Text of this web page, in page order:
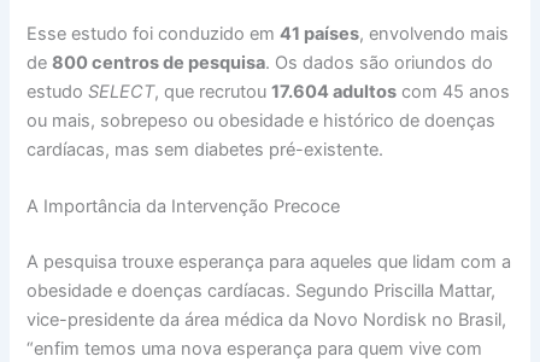
Esse estudo foi conduzido em41 países, envolvendo mais
de800 centros de pesquisa. Os dados são oriundos do
estudoSELECT, que recrutou17.604 adultos com 45 anos
ou mais, sobrepeso ou obesidade e histórico de doenças
cardíacas, mas sem diabetes pré-existente.
A Importância da Intervenção Precoce
A pesquisa trouxe esperança para aqueles que lidam com a
obesidade e doenças cardíacas. Segundo Priscilla Mattar,
vice-presidente da área médica da Novo Nordisk no Brasil,
“enfim temos uma nova esperança para quem vive com